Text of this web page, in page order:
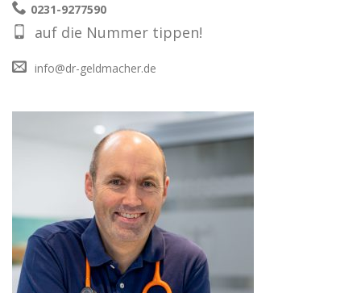
0231-9277590
auf die Nummer tippen!
info@dr-geldmacher.de